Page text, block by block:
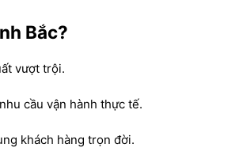
Bắc?
vượt trội.
cầu vận hành thực tế.
khách hàng trọn đời.